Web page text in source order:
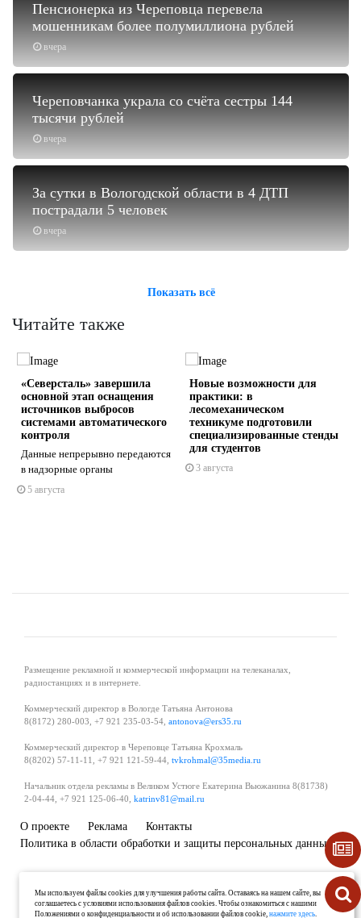
вчера
Пенсионерка из Череповца перевела
мошенникам более полумиллиона рублей
вчера
Череповчанка украла со счёта сестры 144
тысячи рублей
вчера
За сутки в Вологодской области в 4 ДТП
пострадали 5 человек
Показать всё
Читайте также
«Северсталь» завершила
основной этап оснащения
источников выбросов
системами автоматического
контроля
Данные непрерывно передаются
в надзорные органы
5 августа
Новые возможности для
практики: в
лесомеханическом
техникуме подготовили
специализированные стенды
для студентов
3 августа
Размещение рекламной и коммерческой информации на телеканалах,
радиостанциях и в интернете.
Коммерческий директор в Вологде Татьяна Антонова
8(8172) 280-003, +7 921 235-03-54, antonova@ers35.ru
Коммерческий директор в Череповце Татьяна Крохмаль
8(8202) 57-11-11, +7 921 121-59-44, tvkrohmal@35media.ru
Начальник отдела рекламы в Великом Устюге Екатерина Вьюжанина 8(81738)
2-04-44, +7 921 125-06-40, katrinv81@mail.ru
О проекте Реклама
Контакты
Политика в области обработки и защиты персональных данных
Мы используем файлы cookies для улучшения работы сайта. Оставаясь на нашем сайте, вы
соглашаетесь с условиями использования файлов cookies. Чтобы ознакомиться с нашими
Положениями о конфиденциальности и об использовании файлов cookie,нажмите здесь.